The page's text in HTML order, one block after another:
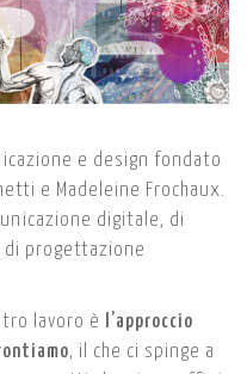
e design fondato
e Madeleine Frochaux.
digitale, di
progettazione
lavoro è
l’approccio
, il che ci spinge a